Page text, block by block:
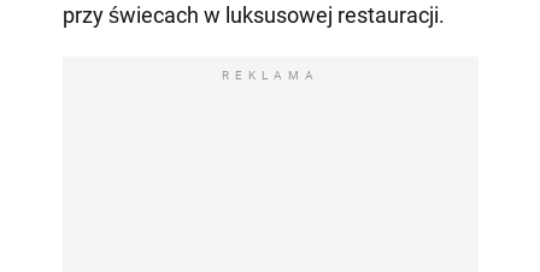
przy świecach w luksusowej restauracji.
REKLAMA